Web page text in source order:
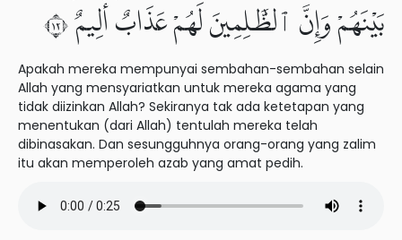
بَيْنَهُمْ وَإِنَّ ٱلظَّٰلِمِينَ لَهُمْ عَذَابٌ أَلِيمٌ ٢١
Apakah mereka mempunyai sembahan-sembahan selain
Allah yang mensyariatkan untuk mereka agama yang
tidak diizinkan Allah? Sekiranya tak ada ketetapan yang
menentukan (dari Allah) tentulah mereka telah
dibinasakan. Dan sesungguhnya orang-orang yang zalim
itu akan memperoleh azab yang amat pedih.